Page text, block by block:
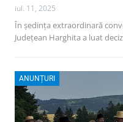
iul. 11, 2025
În ședința extraordinară
Județean Harghita a luat
ANUNȚURI